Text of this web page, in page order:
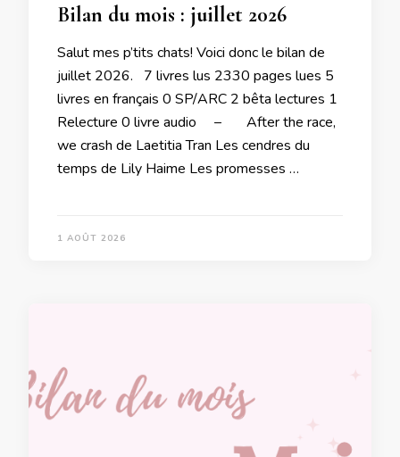
Bilan du mois : juillet 2026
Salut mes p’tits chats! Voici donc le bilan de
juillet 2026. 7 livres lus 2330 pages lues 5
livres en français 0 SP/ARC 2 bêta lectures 1
Relecture 0 livre audio – After the race,
we crash de Laetitia Tran Les cendres du
temps de Lily Haime Les promesses …
1 AOÛT 2026